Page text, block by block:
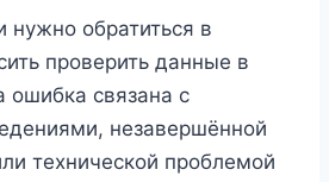
нужно обратиться в
проверить данные в
ошибка связана с
незавершённой
технической проблемой